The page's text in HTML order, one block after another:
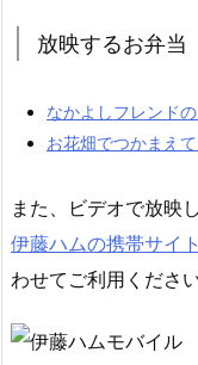
放映するお弁当
なかよしフレンド
お花畑でつかまえ
また、ビデオで放映
伊藤ハムの携帯サイト
わせてご利用ください